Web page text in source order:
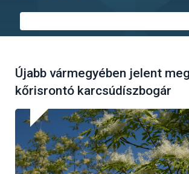
Újabb vármegyében jelent
kőrisrontó karcsúdíszbogár